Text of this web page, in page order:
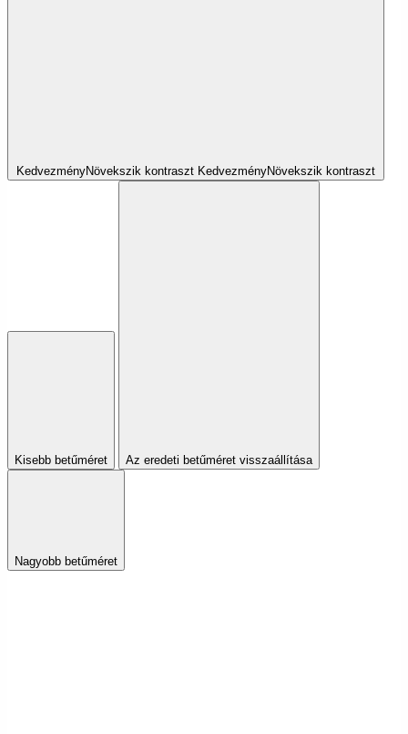
KedvezményNövekszik kontraszt KedvezményNövekszik kontraszt
Kisebb betűméret Az eredeti betűméret visszaállítása
Nagyobb betűméret